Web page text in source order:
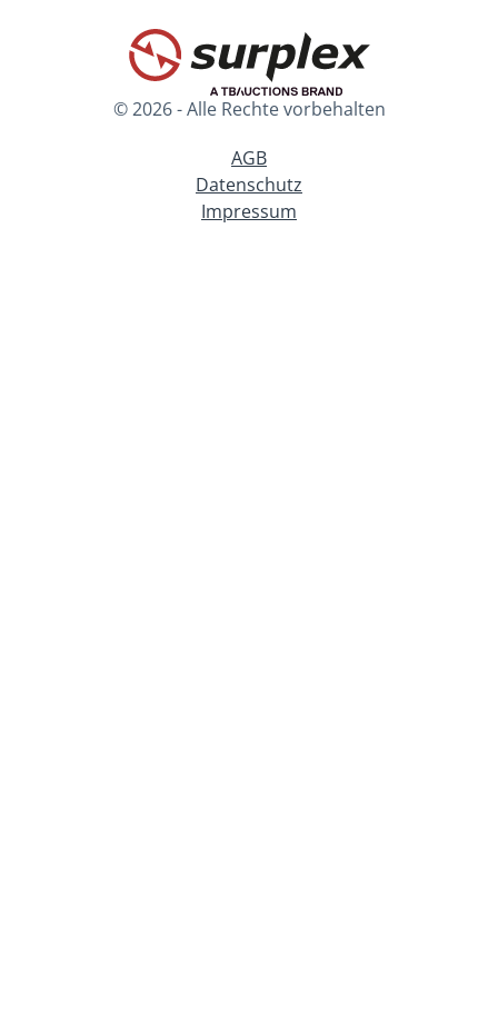
© 2026 - Alle Rechte vorbehalten
AGB
Datenschutz
Impressum